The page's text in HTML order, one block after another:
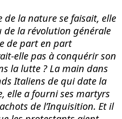
de la nature se faisait, elle
de la révolution générale
de part en part
elle pas à conquérirson
la lutte ? La main dans
Italiens de qui date la
elle a fourni ses martyrs
de l’Inquisition. Et il